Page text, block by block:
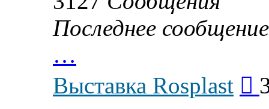
Последнее сообщение
…
Выставка Rosplast